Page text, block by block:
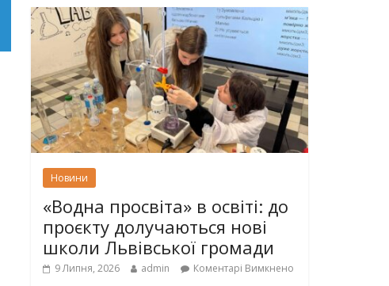
Новини
«Водна просвіта» в освіті: до
проєкту долучаються нові
школи Львівської громади
9 Липня, 2026 admin Коментарі Вимкнено